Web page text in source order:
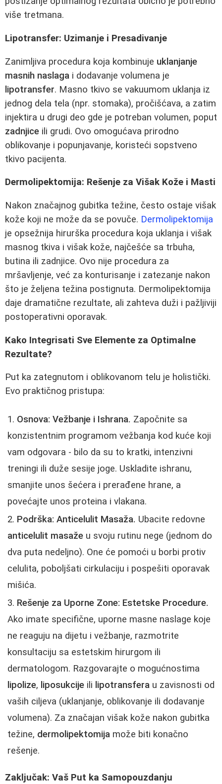
više tretmana.
Lipotransfer: Uzimanje i Presadivanje
Zanimljiva procedura koja kombinuje uklanjanje
masnih naslaga i dodavanje volumena je
lipotransfer. Masno tkivo se vakuumom uklanja iz
jednog dela tela (npr. stomaka), pročišćava, a zatim
injektira u drugi deo gde je potreban volumen, poput
zadnjice ili grudi. Ovo omogućava prirodno
oblikovanje i popunjavanje, koristeći sopstveno
tkivo pacijenta.
Dermolipektomija: Rešenje za Višak Kože i Masti
Nakon značajnog gubitka težine, često ostaje višak
kože koji ne može da se povuče. Dermolipektomija
je opsežnija hirurška procedura koja uklanja i višak
masnog tkiva i višak kože, najčešće sa trbuha,
butina ili zadnjice. Ovo nije procedura za
mršavljenje, već za konturisanje i zatezanje nakon
što je željena težina postignuta. Dermolipektomija
daje dramatične rezultate, ali zahteva duži i pažljiviji
postoperativni oporavak.
Kako Integrisati Sve Elemente za Optimalne
Rezultate?
Put ka zategnutom i oblikovanom telu je holistički.
Evo praktičnog pristupa:
Osnova: Vežbanje i Ishrana. Započnite sa
konzistentnim programom vežbanja kod kuće koji
vam odgovara - bilo da su to kratki, intenzivni
treningi ili duže sesije joge. Uskladite ishranu,
smanjite unos šećera i prerađene hrane, a
povećajte unos proteina i vlakana.
Podrška: Anticelulit Masaža. Ubacite redovne
anticelulit masaže u svoju rutinu negе (jednom do
dva puta nedeljno). One će pomoći u borbi protiv
celulita, poboljšati cirkulaciju i pospešiti oporavak
mišića.
Rešenje za Uporne Zone: Estetske Procedure.
Ako imate specifične, uporne masne naslage koje
ne reaguju na dijetu i vežbanje, razmotrite
konsultaciju sa estetskim hirurgom ili
dermatologom. Razgovarajte o mogućnostima
lipolize, liposukcije ili lipotransfera u zavisnosti od
vaših ciljeva (uklanjanje, oblikovanje ili dodavanje
volumena). Za značajan višak kože nakon gubitka
težine, dermolipektomija može biti konačno
rešenje.
Zaključak: Vaš Put ka Samopouzdanju